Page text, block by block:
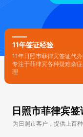
11年签证经验
11年日照市菲律宾签证代
专注于菲律宾各种疑难杂
理
日照市菲律宾
为日照市客户，提供上百